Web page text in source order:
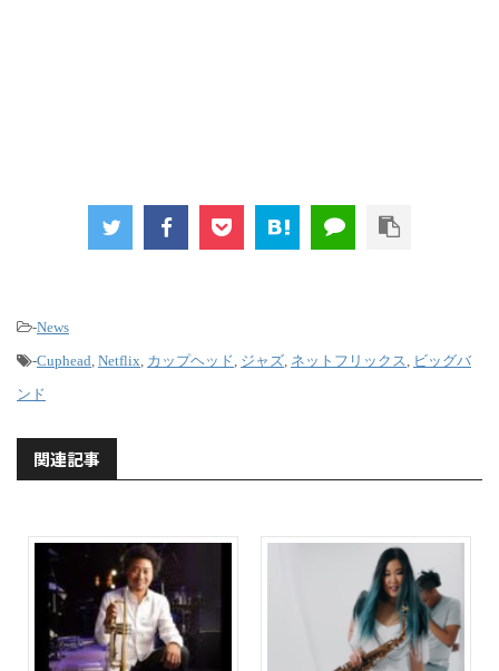
-News
-Cuphead Netflix カップヘッド ジャズ ネットフリックス
ビッグバ
ンド
関連記事